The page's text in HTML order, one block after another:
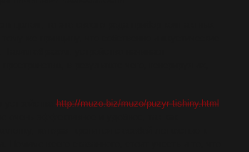
устройствоhttp://muzo.biz/muzo/puzyr-tishiny.html